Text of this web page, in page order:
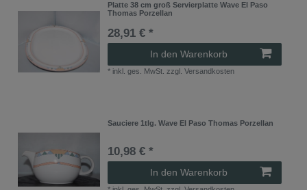
Platte 38 cm groß Servierplatte Wave El Paso
Thomas Porzellan
28,91 € *
In den Warenkorb
* inkl. ges. MwSt. zzgl.Versandkosten
Sauciere 1tlg. Wave El Paso Thomas Porzellan
10,98 € *
In den Warenkorb